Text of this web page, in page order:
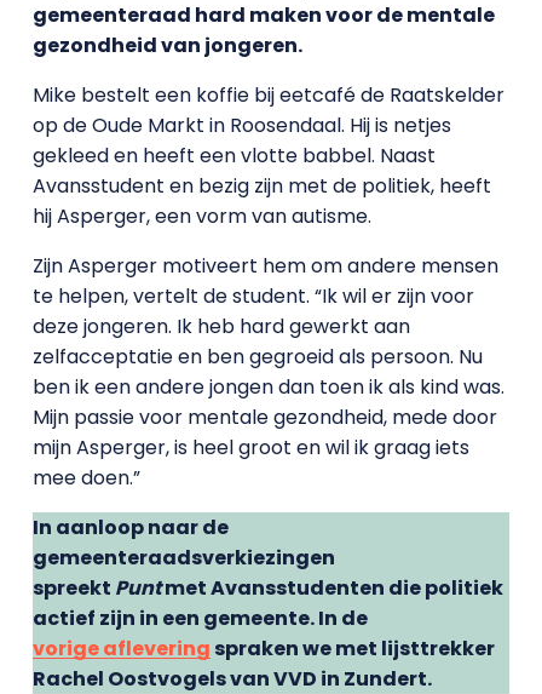
gemeenteraad hard maken voor de mentale
gezondheid van jongeren.
Mike bestelt een koffie bij eetcafé de Raatskelder
op de Oude Markt in Roosendaal. Hij is netjes
gekleed en heeft een vlotte babbel. Naast
Avansstudent en bezig zijn met de politiek, heeft
hij Asperger, een vorm van autisme.
Zijn Asperger motiveert hem om andere mensen
te helpen, vertelt de student. “Ik wil er zijn voor
deze jongeren. Ik heb hard gewerkt aan
zelfacceptatie en ben gegroeid als persoon. Nu
ben ik een andere jongen dan toen ik als kind was.
Mijn passie voor mentale gezondheid, mede door
mijn Asperger, is heel groot en wil ik graag iets
mee doen.”
In aanloop naar de
gemeenteraadsverkiezingen
spreekt Puntmet Avansstudenten die politiek
actief zijn in een gemeente. In de
vorige aflevering spraken we met lijsttrekker
Rachel Oostvogels van VVD in Zundert.